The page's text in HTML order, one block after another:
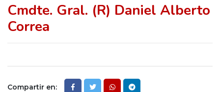
Cmdte. Gral. (R) Daniel Alberto
Correa
Compartir en: